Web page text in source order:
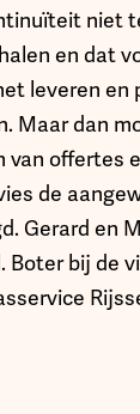
niet
en dat
leveren
Maar dan
offertes
de
Gerard en
bij de